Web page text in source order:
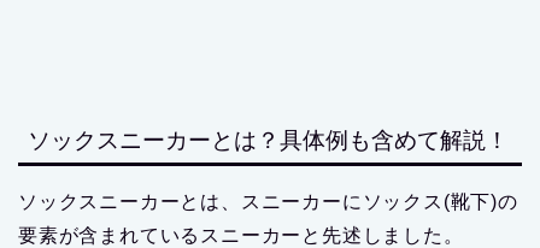
ソックスニーカーとは？具体例も含めて解説！
ソックスニーカーとは、スニーカーにソックス(靴下)の
要素が含まれているスニーカーと先述しました。